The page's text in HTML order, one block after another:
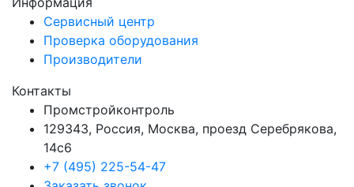
Сервисный центр
Проверка оборудования
Производители
Контакты
Промстройконтроль
129343, Россия, Москва, проезд Серебрякова,
14с6
+7 (495) 225-54-47